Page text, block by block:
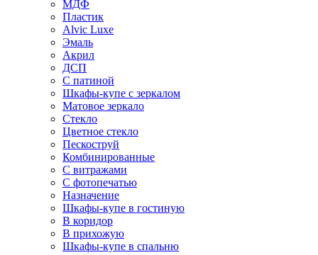
МДФ
Пластик
Alvic Luxe
Эмаль
Акрил
ДСП
С патиной
Шкафы-купе с зеркалом
Матовое зеркало
Стекло
Цветное стекло
Пескоструй
Комбинированные
С витражами
С фотопечатью
Назначение
Шкафы-купе в гостиную
В коридор
В прихожую
Шкафы-купе в спальню